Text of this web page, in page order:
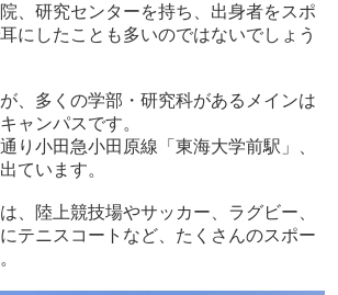
、研究センターを持ち、出身者をスポ
にしたことも多いのではないでしょう
、多くの学部・研究科があるメインは
ャンパスです。
り小田急小田原線「東海大学前駅」、
ています。
、陸上競技場やサッカー、ラグビー、
テニスコートなど、たくさんのスポー